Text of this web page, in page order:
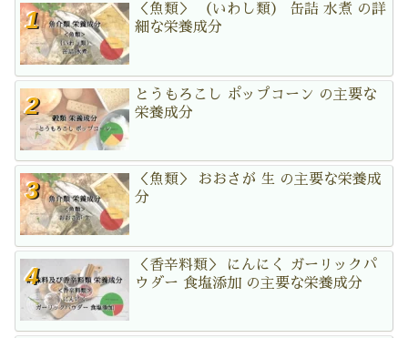
＜魚類＞ （いわし類） 缶詰 水煮 の詳
細な栄養成分
とうもろこし ポップコーン の主要な
栄養成分
＜魚類＞ おおさが 生 の主要な栄養成
分
＜香辛料類＞ にんにく ガーリックパ
ウダー 食塩添加 の主要な栄養成分